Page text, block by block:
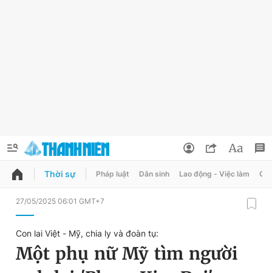
QUẢNG CÁO
Chuyên mục
Đổi mật khẩu
Thời sự Pháp luật Dân sinh Lao động - Việc làm
27/05/2025 06:01 GMT+7
Con lai Việt - Mỹ, chia ly và đoàn tụ:
Một phụ nữ Mỹ tìm người